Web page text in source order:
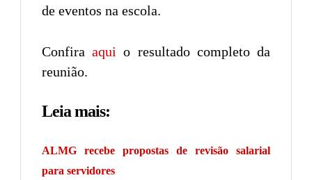
de eventos na escola.
Confiraaqui o resultado completo da
reunião.
Leia mais:
ALMG recebe propostas de revisão salarial
para servidores